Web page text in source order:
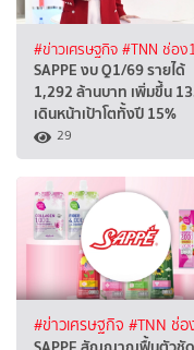
#ข่าวเศรษฐกิจ #TNN ช่อง
SAPPE งบ Q1/69 รายได้
1,292 ล้านบาท เพิ่มขึ้น
เดินหน้าเป้าโตทั้งปี 15%
29
#ข่าวเศรษฐกิจ #TNN ช่อ